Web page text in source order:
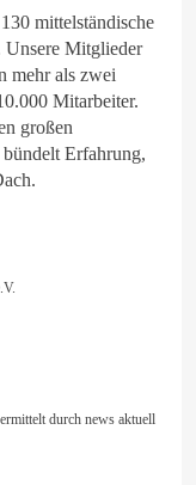
mittelständische
Unsere Mitglieder
mehr als zwei
Mitarbeiter.
großen
Erfahrung,
durch news aktuell